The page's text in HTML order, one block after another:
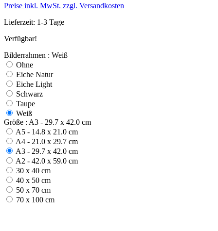
Preise inkl. MwSt. zzgl. Versandkosten
Lieferzeit: 1-3 Tage
Verfügbar!
Bilderrahmen : Weiß
Ohne
Eiche Natur
Eiche Light
Schwarz
Taupe
Weiß
Größe : A3 - 29.7 x 42.0 cm
A5 - 14.8 x 21.0 cm
A4 - 21.0 x 29.7 cm
A3 - 29.7 x 42.0 cm
A2 - 42.0 x 59.0 cm
30 x 40 cm
40 x 50 cm
50 x 70 cm
70 x 100 cm